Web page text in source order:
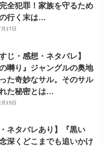
全犯罪！家族を守るため
行く末は…
17日
じ・感想・ネタバレ】
の囀り』ジャングルの奥地
た奇妙なサル。そのサル
た秘密とは…
15日
・ネタバレあり】『黒い
深くどこまでも追いかけ